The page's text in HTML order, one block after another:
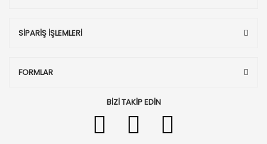
SİPARİŞ İŞLEMLERİ
FORMLAR
BİZİ TAKİP EDİN